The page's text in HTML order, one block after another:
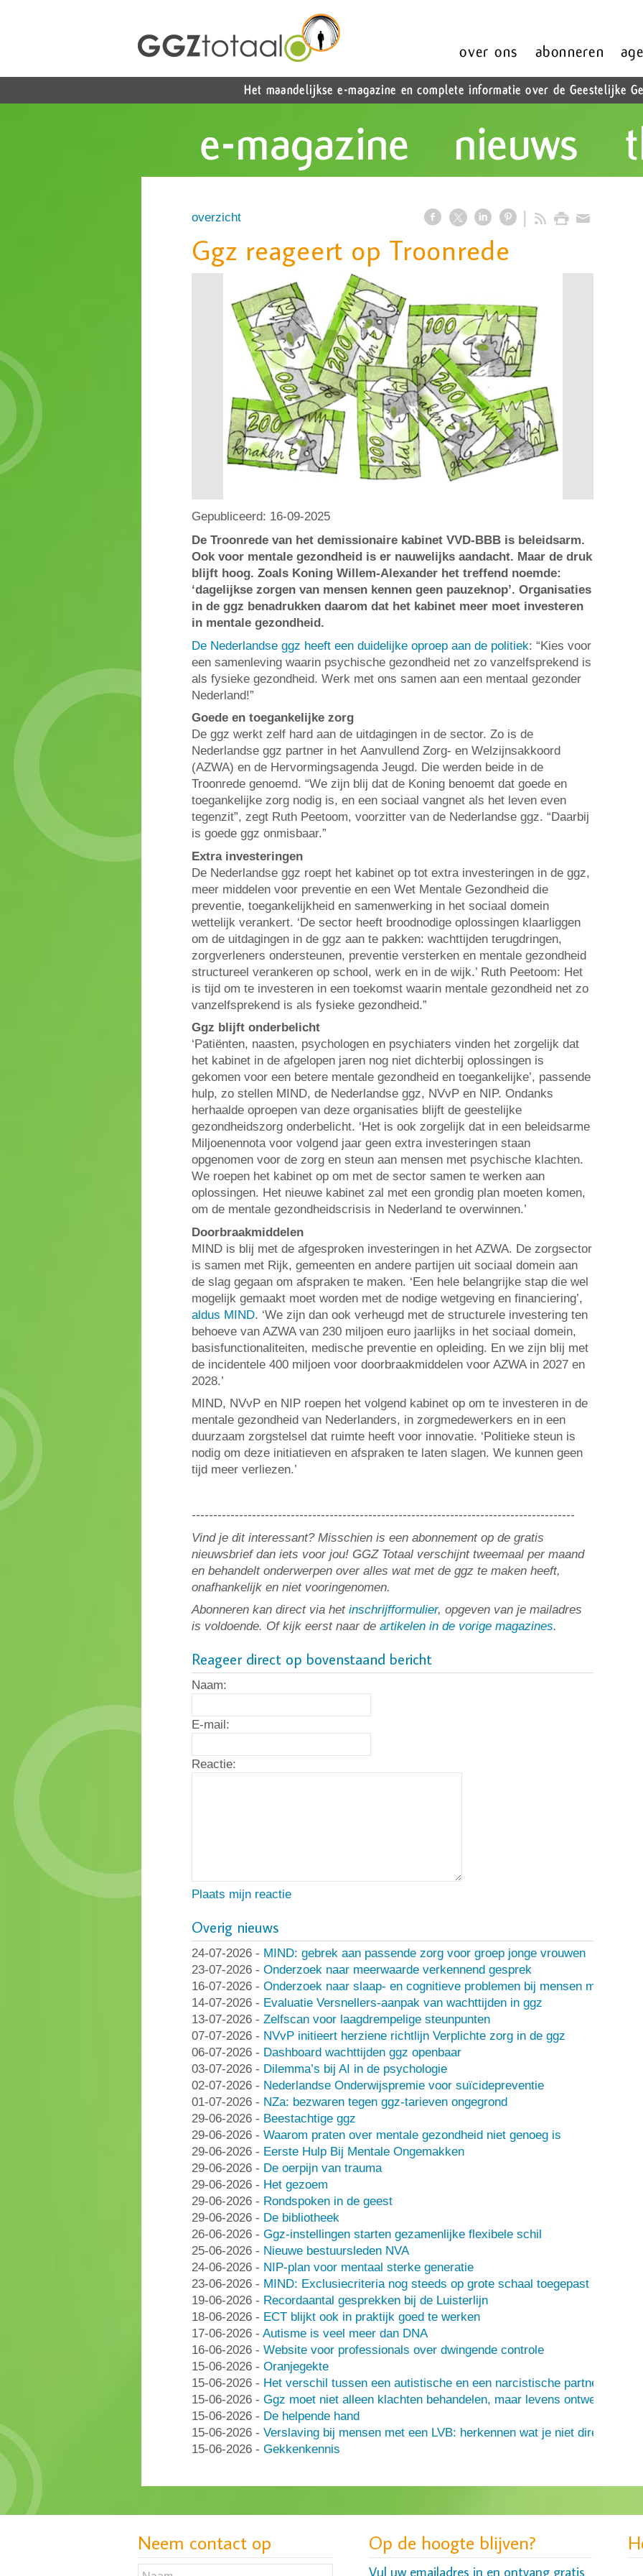
overzicht
Ggz reageert op Troonrede
Gepubliceerd: 16-09-2025
De Troonrede van het demissionaire kabinet VVD-BBB is beleidsarm.
Ook voor mentale gezondheid is er nauwelijks aandacht. Maar de druk
blijft hoog. Zoals Koning Willem-Alexander het treffend noemde:
‘dagelijkse zorgen van mensen kennen geen pauzeknop’. Organisaties
in de ggz benadrukken daarom dat het kabinet meer moet investeren
in mentale gezondheid.
De Nederlandse ggz heeft een duidelijke oproep aan de politiek: “Kies voor
een samenleving waarin psychische gezondheid net zo vanzelfsprekend is
als fysieke gezondheid. Werk met ons samen aan een mentaal gezonder
Nederland!”
Goede en toegankelijke zorg
De ggz werkt zelf hard aan de uitdagingen in de sector. Zo is de
Nederlandse ggz partner in het Aanvullend Zorg- en Welzijnsakkoord
(AZWA) en de Hervormingsagenda Jeugd. Die werden beide in de
Troonrede genoemd. “We zijn blij dat de Koning benoemt dat goede en
toegankelijke zorg nodig is, en een sociaal vangnet als het leven even
tegenzit”, zegt Ruth Peetoom, voorzitter van de Nederlandse ggz. “Daarbij
is goede ggz onmisbaar.”
Extra investeringen
De Nederlandse ggz roept het kabinet op tot extra investeringen in de ggz,
meer middelen voor preventie en een Wet Mentale Gezondheid die
preventie, toegankelijkheid en samenwerking in het sociaal domein
wettelijk verankert. ‘De sector heeft broodnodige oplossingen klaarliggen
om de uitdagingen in de ggz aan te pakken: wachttijden terugdringen,
zorgverleners ondersteunen, preventie versterken en mentale gezondheid
structureel verankeren op school, werk en in de wijk.’ Ruth Peetoom: Het
is tijd om te investeren in een toekomst waarin mentale gezondheid net zo
vanzelfsprekend is als fysieke gezondheid.”
Ggz blijft onderbelicht
‘Patiënten, naasten, psychologen en psychiaters vinden het zorgelijk dat
het kabinet in de afgelopen jaren nog niet dichterbij oplossingen is
gekomen voor een betere mentale gezondheid en toegankelijke’, passende
hulp, zo stellen MIND, de Nederlandse ggz, NVvP en NIP. Ondanks
herhaalde oproepen van deze organisaties blijft de geestelijke
gezondheidszorg onderbelicht. ‘Het is ook zorgelijk dat in een beleidsarme
Miljoenennota voor volgend jaar geen extra investeringen staan
opgenomen voor de zorg en steun aan mensen met psychische klachten.
We roepen het kabinet op om met de sector samen te werken aan
oplossingen. Het nieuwe kabinet zal met een grondig plan moeten komen,
om de mentale gezondheidscrisis in Nederland te overwinnen.’
Doorbraakmiddelen
MIND is blij met de afgesproken investeringen in het AZWA. De zorgsector
is samen met Rijk, gemeenten en andere partijen uit sociaal domein aan
de slag gegaan om afspraken te maken. ‘Een hele belangrijke stap die wel
mogelijk gemaakt moet worden met de nodige wetgeving en financiering’,
aldus MIND. ‘We zijn dan ook verheugd met de structurele investering ten
behoeve van AZWA van 230 miljoen euro jaarlijks in het sociaal domein,
basisfunctionaliteiten, medische preventie en opleiding. En we zijn blij met
de incidentele 400 miljoen voor doorbraakmiddelen voor AZWA in 2027 en
2028.’
MIND, NVvP en NIP roepen het volgend kabinet op om te investeren in de
mentale gezondheid van Nederlanders, in zorgmedewerkers en in een
duurzaam zorgstelsel dat ruimte heeft voor innovatie. ‘Politieke steun is
nodig om deze initiatieven en afspraken te laten slagen. We kunnen geen
tijd meer verliezen.’
-----------------------------------------------------------------------------------------
Vind je dit interessant? Misschien is een abonnement op de gratis
nieuwsbrief dan iets voor jou! GGZ Totaal verschijnt tweemaal per maand
en behandelt onderwerpen over alles wat met de ggz te maken heeft,
onafhankelijk en niet vooringenomen.
Abonneren kan direct via het inschrijfformulier, opgeven van je mailadres
is voldoende. Of kijk eerst naar de artikelen in de vorige magazines.
Reageer direct op bovenstaand bericht
Naam:
E-mail:
Reactie:
Plaats mijn reactie
Overig nieuws
24-07-2026 - MIND: gebrek aan passende zorg voor groep jonge vrouwen
23-07-2026 - Onderzoek naar meerwaarde verkennend gesprek
16-07-2026 - Onderzoek naar slaap- en cognitieve problemen bij mensen met een
14-07-2026 - Evaluatie Versnellers-aanpak van wachttijden in ggz
13-07-2026 - Zelfscan voor laagdrempelige steunpunten
07-07-2026 - NVvP initieert herziene richtlijn Verplichte zorg in de ggz
06-07-2026 - Dashboard wachttijden ggz openbaar
03-07-2026 - Dilemma’s bij AI in de psychologie
02-07-2026 - Nederlandse Onderwijspremie voor suïcidepreventie
01-07-2026 - NZa: bezwaren tegen ggz-tarieven ongegrond
29-06-2026 - Beestachtige ggz
29-06-2026 - Waarom praten over mentale gezondheid niet genoeg is
29-06-2026 - Eerste Hulp Bij Mentale Ongemakken
29-06-2026 - De oerpijn van trauma
29-06-2026 - Het gezoem
29-06-2026 - Rondspoken in de geest
29-06-2026 - De bibliotheek
26-06-2026 - Ggz-instellingen starten gezamenlijke flexibele schil
25-06-2026 - Nieuwe bestuursleden NVA
24-06-2026 - NIP-plan voor mentaal sterke generatie
23-06-2026 - MIND: Exclusiecriteria nog steeds op grote schaal toegepast
19-06-2026 - Recordaantal gesprekken bij de Luisterlijn
18-06-2026 - ECT blijkt ook in praktijk goed te werken
17-06-2026 - Autisme is veel meer dan DNA
16-06-2026 - Website voor professionals over dwingende controle
15-06-2026 - Oranjegekte
15-06-2026 - Het verschil tussen een autistische en een narcistische partner
15-06-2026 - Ggz moet niet alleen klachten behandelen, maar levens ontwerpen
15-06-2026 - De helpende hand
15-06-2026 - Verslaving bij mensen met een LVB: herkennen wat je niet direct ziet
15-06-2026 - Gekkenkennis
Neem contact op Op de hoogte blijven?
Vul uw emailadres in en ontvang gratis